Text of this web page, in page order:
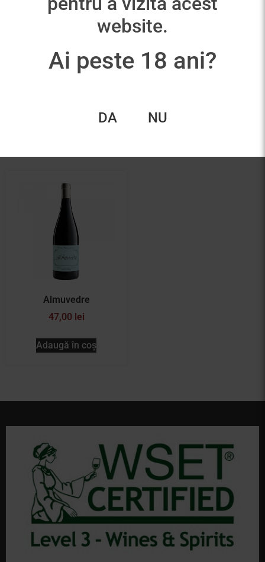
Almuvedre
47,00 lei
Adaugă în coș
website.
Ai peste 18 ani?
DA NU